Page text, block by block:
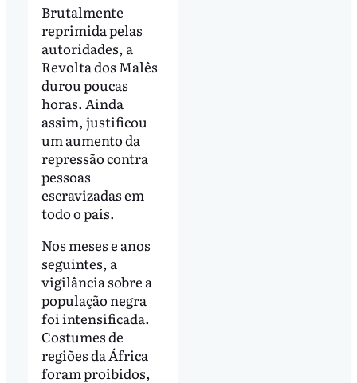
Brutalmente
reprimida pelas
autoridades, a
Revolta dos Malês
durou poucas
horas. Ainda
assim, justificou
um aumento da
repressão contra
pessoas
escravizadas em
todo o país.
Nos meses e anos
seguintes, a
vigilância sobre a
população negra
foi intensificada.
Costumes de
regiões da África
foram proibidos,